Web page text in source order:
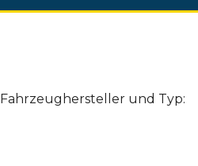
Fahrzeughersteller und Typ: